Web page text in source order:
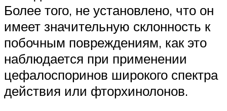
Более того, не установлено, что он
имеет значительную склонность к
побочным повреждениям, как это
наблюдается при применении
цефалоспоринов широкого спектра
действия или фторхинолонов.